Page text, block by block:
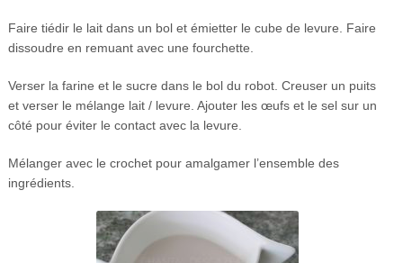
Faire tiédir le lait dans un bol et émietter le cube de levure. Faire
dissoudre en remuant avec une fourchette.
Verser la farine et le sucre dans le bol du robot. Creuser un puits
et verser le mélange lait / levure. Ajouter les œufs et le sel sur un
côté pour éviter le contact avec la levure.
Mélanger avec le crochet pour amalgamer l’ensemble des
ingrédients.